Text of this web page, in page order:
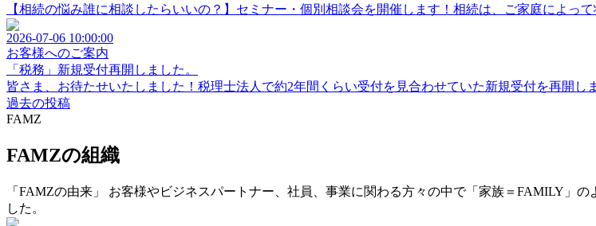
【相続の悩み誰に相談したらいいの？】セミナー・個別相談会を開催します！相続は、ご家庭によって
2026-07-06 10:00:00
お客様へのご案内
「税務」新規受付再開しました。
皆さま、お待たせいたしました！税理士法人で約2年間くらい受付を見合わせていた新規受付を再開し
過去の投稿
FAMZ
FAMZの組織
「FAMZの由来」 お客様やビジネスパートナー、社員、事業に関わる方々の中で「家族＝FAMILY」
した。